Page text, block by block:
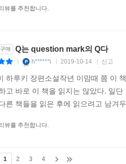
뷰를 추천합니다.
구매 Q는 question mark의 Q다
h******i 2019-10-14 신고
하루키 장편소설작년 이맘때 쯤 이
고 바로 이 책을 읽지는 않았다. 일
른 책들을 읽은 후에 읽으려고 남겨
뷰를 추천합니다.
1 2 3 4